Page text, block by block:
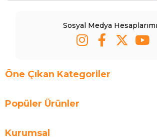
Sosyal Medya
Öne Çıkan Kategoriler
Popüler Ürünler
Kurumsal